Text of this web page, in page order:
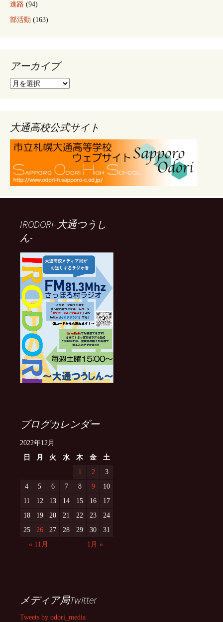
進路 (94)
部活動 (163)
アーカイブ
ア
ブ
大通高校公式サイト
IRODORI-大通つうし
ん-
ブログカレンダー
2022年12月
日
月 火 水 木 金
土
1
2
3
4
5 6 7 8 9
10
11
12 13 14 15 16
17
18
19 20 21 22 23
24
25
26 27 28 29 30
31
« 11月
1月 »
メディア局Twitter
Tweets by odori_media